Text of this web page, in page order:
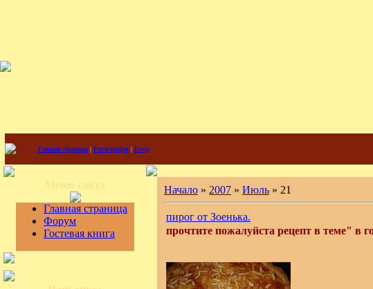
Главная страница | Регистрация | Вход
Главная страница
Форум
Гостевая книга
Начало » 2007 » Июль » 21
пирог от Зоенька.
прочтите пожалуйста рецепт в теме" в